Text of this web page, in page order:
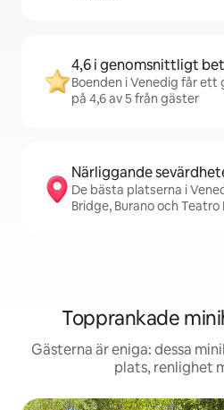
4,6 i genomsnittligt
Boenden i Venedig får
på 4,6 av 5 från gäster
Närliggande
De bästa platserna i
Bridge, Burano och Teatro
Topprankade
Gästerna är eniga: dessa
plats, renlighet